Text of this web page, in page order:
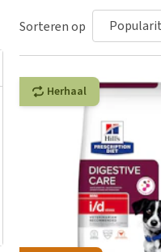
Sorteren op
Herhaal